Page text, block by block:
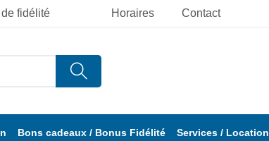
Horaires Contact
fidélité
Bons cadeaux / Bonus Fidélité Services / Location